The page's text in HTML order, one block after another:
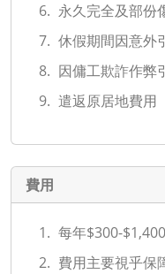
永久完全及部份
休假期間因意外
因傭工欺詐作弊
遣返原居地費用
費用
每年$300-$1,400
費用主要視乎保